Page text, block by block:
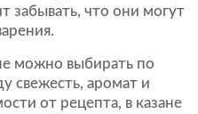
забывать, что они могут
можно выбирать по
свежесть, аромат и
от рецепта, в казане